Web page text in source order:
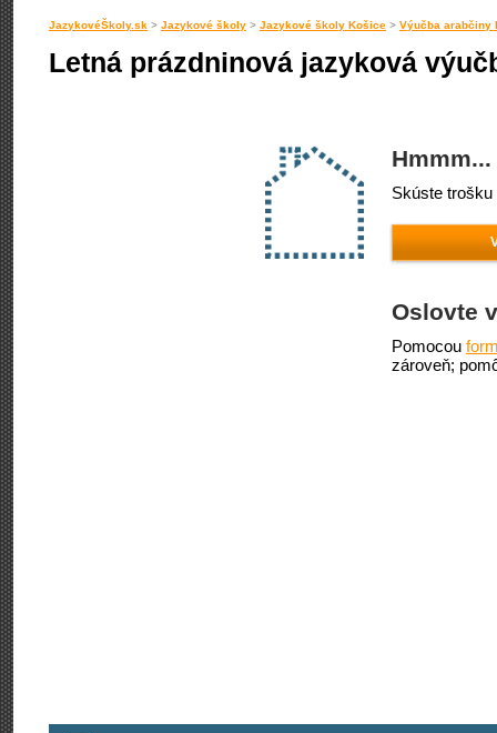
JazykovéŠkoly.sk > Jazykové školy > Jazykové školy Košice > Výučba arabčiny
Letná prázdninová jazyková
Skúste
Oslovte
Pomocou
zároveň;